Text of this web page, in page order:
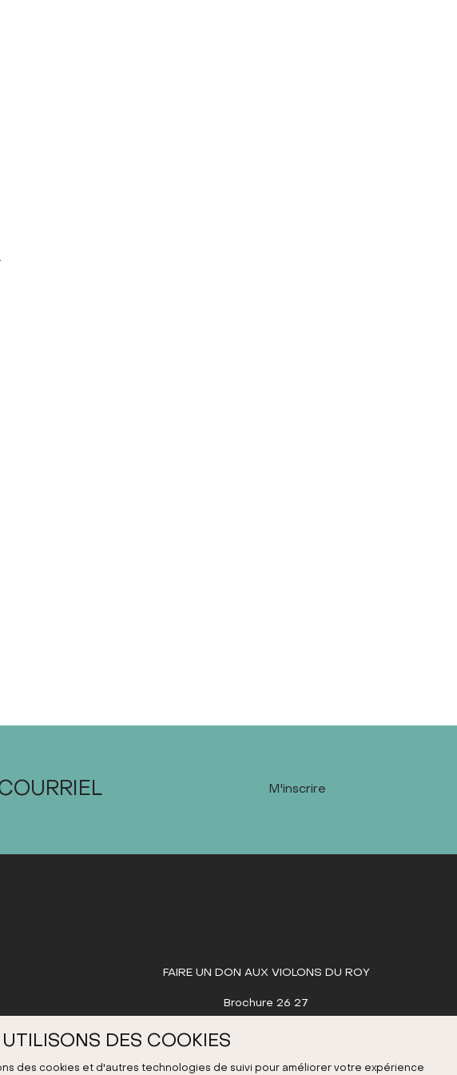
DES COOKIES
des cookies et d'autres technologies de suivi pour améliorer votre expérience
M'inscrire
FAIRE UN DON AUX VIOLONS DU ROY
Brochure 26 27